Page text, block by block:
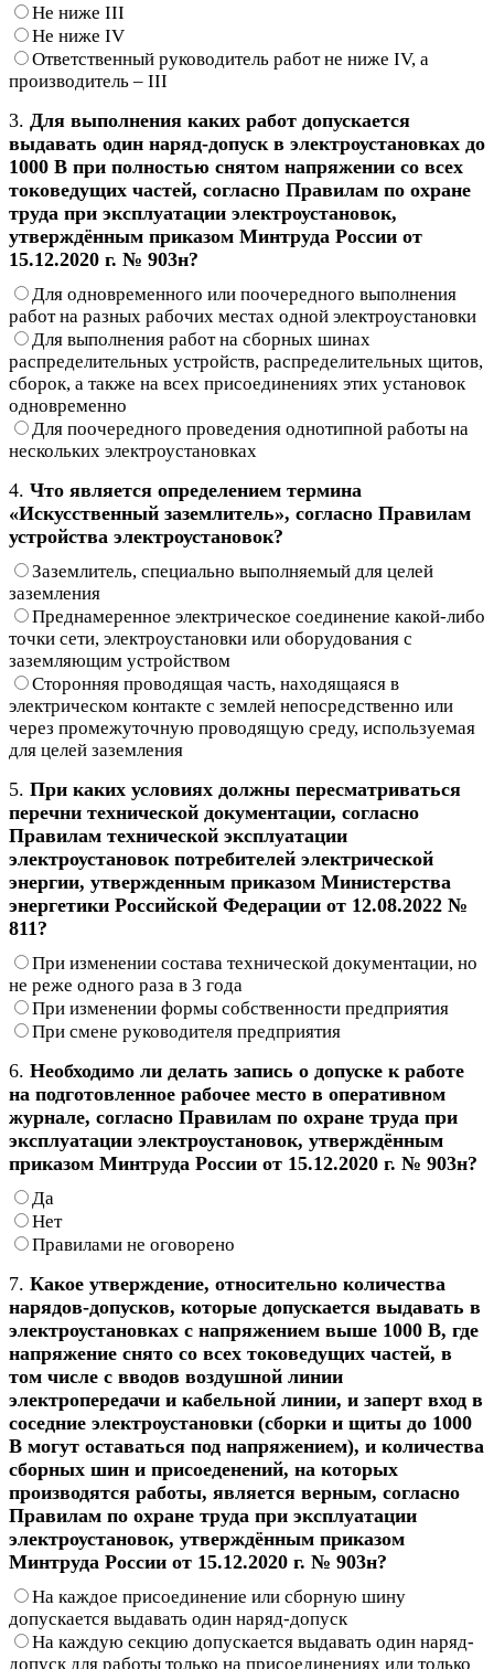
Не ниже III
Не ниже IV
Ответственный руководитель работ не ниже IV, а
производитель – III
3. Для выполнения каких работ допускается
выдавать один наряд-допуск в электроустановках до
1000 В при полностью снятом напряжении со всех
токоведущих частей, согласно Правилам по охране
труда при эксплуатации электроустановок,
утверждённым приказом Минтруда России от
15.12.2020 г. № 903н?
Для одновременного или поочередного выполнения
работ на разных рабочих местах одной электроустановки
Для выполнения работ на сборных шинах
распределительных устройств, распределительных щитов,
сборок, а также на всех присоединениях этих установок
одновременно
Для поочередного проведения однотипной работы на
нескольких электроустановках
4. Что является определением термина
«Искусственный заземлитель», согласно Правилам
устройства электроустановок?
Заземлитель, специально выполняемый для целей
заземления
Преднамеренное электрическое соединение какой-либо
точки сети, электроустановки или оборудования с
заземляющим устройством
Сторонняя проводящая часть, находящаяся в
электрическом контакте с землей непосредственно или
через промежуточную проводящую среду, используемая
для целей заземления
5. При каких условиях должны пересматриваться
перечни технической документации, согласно
Правилам технической эксплуатации
электроустановок потребителей электрической
энергии, утвержденным приказом Министерства
энергетики Российской Федерации от 12.08.2022 №
811?
При изменении состава технической документации, но
не реже одного раза в 3 года
При изменении формы собственности предприятия
При смене руководителя предприятия
6. Необходимо ли делать запись о допуске к работе
на подготовленное рабочее место в оперативном
журнале, согласно Правилам по охране труда при
эксплуатации электроустановок, утверждённым
приказом Минтруда России от 15.12.2020 г. № 903н?
Да
Нет
Правилами не оговорено
7. Какое утверждение, относительно количества
нарядов-допусков, которые допускается выдавать в
электроустановках с напряжением выше 1000 В, где
напряжение снято со всех токоведущих частей, в
том числе с вводов воздушной линии
электропередачи и кабельной линии, и заперт вход в
соседние электроустановки (сборки и щиты до 1000
В могут оставаться под напряжением), и количества
сборных шин и присоеденений, на которых
производятся работы, является верным, согласно
Правилам по охране труда при эксплуатации
электроустановок, утверждённым приказом
Минтруда России от 15.12.2020 г. № 903н?
На каждое присоединение или сборную шину
допускается выдавать один наряд-допуск
На каждую секцию допускается выдавать один наряд-
допуск для работы только на присоединениях или только